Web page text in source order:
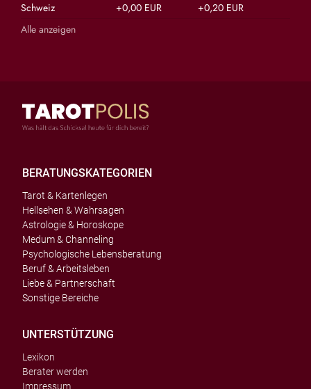
Schweiz
+0,00 EUR
+0,20 EUR
Alle anzeigen
BERATUNGSKATEGORIEN
Tarot & Kartenlegen
Hellsehen & Wahrsagen
Astrologie & Horoskope
Medum & Channeling
Psychologische Lebensberatung
Beruf & Arbeitsleben
Liebe & Partnerschaft
Sonstige Bereiche
UNTERSTÜTZUNG
Lexikon
Berater werden
Impressum